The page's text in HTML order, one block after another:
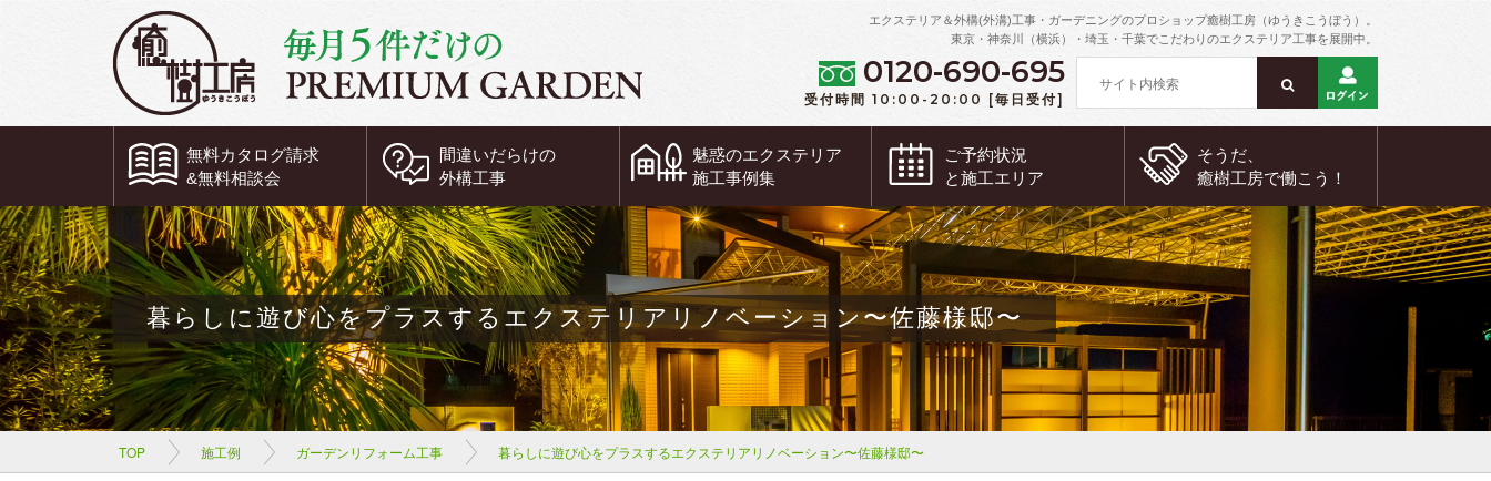
エクステリア＆外構(外溝)工事・ガーデニングのプロショップ癒樹工房（ゆうきこうぼう）。
東京・神奈川（横浜）・埼玉・千葉でこだわりのエクステリア工事を展開中。
0120-690-695
受付時間 10:00-20:00 [毎日受付]
無料カタログ請求
&無料相談会
間違いだらけの
外構工事
魅惑のエクステリア
施工事例集
ご予約状況
と施工エリア
そうだ、
癒樹工房で働こう！
暮らしに遊び心をプラスするエクステリアリノベーション〜佐藤様邸〜
TOP 施工例 ガーデンリフォーム工事 暮らしに遊び心をプラスするエクステリアリノベーション〜佐藤様邸〜